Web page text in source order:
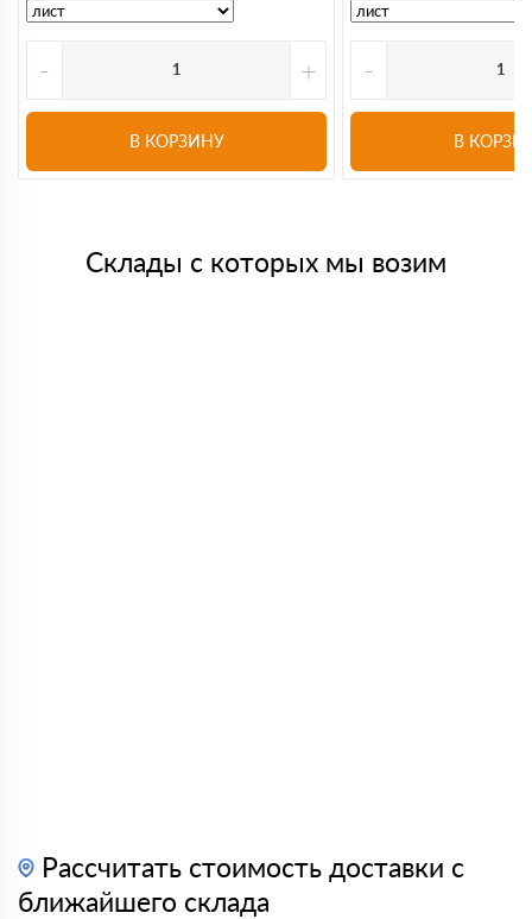
- +
В КОРЗИНУ
-
В
Склады с которых мы возим
Рассчитать стоимость доставки с
ближайшего склада